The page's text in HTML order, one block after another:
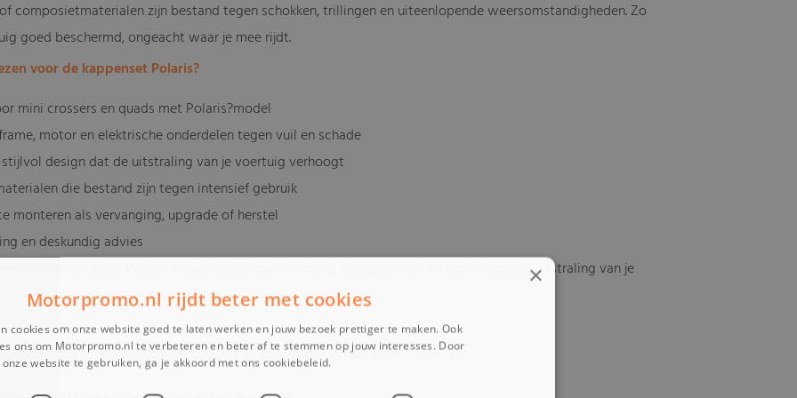
composietmaterialen zijn bestand tegen schokken, trillingen en uiteenlopende weersomstandigheden. Zo
goed beschermd, ongeacht waar je mee rijdt.
voor de kappenset Polaris?
mini crossers en quads met Polaris?model
motor en elektrische onderdelen tegen vuil en schade
design dat de uitstraling van je voertuig verhoogt
die bestand zijn tegen intensief gebruik
monteren als vervanging, upgrade of herstel
en deskundig advies
kappenset zoals Polaris draagt bij aan bescherming, duurzaamheid en een verzorgde uitstraling van je
je langer zorgeloos kunt rijden
kappensets zoals Polaris belangrijk zijn
×
Motorpromo.nl rijdt beter met cookies
cookies om onze website goed te laten werken en jouw bezoek prettiger te maken. Ook
ons om Motorpromo.nl te verbeteren en beter af te stemmen op jouw interesses. Door
onze website te gebruiken, ga je akkoord met ons cookiebeleid.